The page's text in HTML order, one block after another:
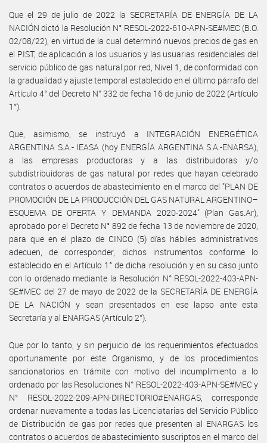
Que el 29 de julio de 2022 la SECRETARÍA DE ENERGÍA DE LA
NACIÓN dictó la Resolución N° RESOL-2022-610-APN-SE#MEC (B.O.
02/08/22), en virtud de la cual determinó nuevos precios de gas en
el PIST, de aplicación a los usuarios y las usuarias residenciales del
servicio público de gas natural por red, Nivel 1, de conformidad con
la gradualidad y ajuste temporal establecido en el último párrafo del
Artículo 4° del Decreto N° 332 de fecha 16 de junio de 2022 (Artículo
1°).
Que, asimismo, se instruyó a INTEGRACIÓN ENERGÉTICA
ARGENTINA S.A.- IEASA (hoy ENERGÍA ARGENTINA S.A.-ENARSA),
a las empresas productoras y a las distribuidoras y/o
subdistribuidoras de gas natural por redes que hayan celebrado
contratos o acuerdos de abastecimiento en el marco del "PLAN DE
PROMOCIÓN DE LA PRODUCCIÓN DEL GAS NATURAL ARGENTINO–
ESQUEMA DE OFERTA Y DEMANDA 2020-2024" (Plan Gas.Ar),
aprobado por el Decreto N° 892 de fecha 13 de noviembre de 2020,
para que en el plazo de CINCO (5) días hábiles administrativos
adecuen, de corresponder, dichos instrumentos conforme lo
establecido en el Artículo 1° de dicha resolución y en su caso junto
con lo ordenado mediante la Resolución N° RESOL-2022-403-APN-
SE#MEC del 27 de mayo de 2022 de la SECRETARÍA DE ENERGÍA
DE LA NACIÓN y sean presentados en ese lapso ante esta
Secretaría y al ENARGAS (Artículo 2°).
Que por lo tanto, y sin perjuicio de los requerimientos efectuados
oportunamente por este Organismo, y de los procedimientos
sancionatorios en trámite con motivo del incumplimiento a lo
ordenado por las Resoluciones N° RESOL-2022-403-APN-SE#MEC y
N° RESOL-2022-209-APN-DIRECTORIO#ENARGAS, corresponde
ordenar nuevamente a todas las Licenciatarias del Servicio Público
de Distribución de gas por redes que presenten al ENARGAS los
contratos o acuerdos de abastecimiento suscriptos en el marco del